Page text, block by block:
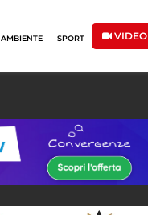
AMBIENTE SPORT VIDEO